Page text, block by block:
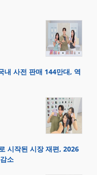
내 사전 판매 144만대, 역
시작된 시장 재편, 2026
소